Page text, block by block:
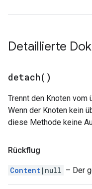
Detaillierte
detach( )
Trennt den Knoten vom
Wenn der Knoten kein
diese Methode keine
Rückflug
Content |null – Der